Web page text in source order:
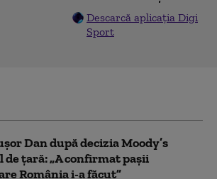
Descarcă aplicația Digi
Sport
Dan după decizia Moody’s
țară: „A confirmat pașii
România i-a făcut”